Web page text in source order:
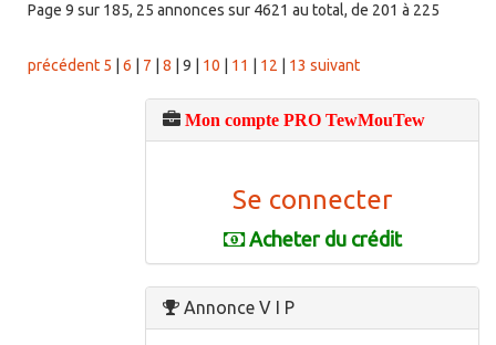
Page 9 sur 185, 25 annonces sur 4621 au total, de 201 à 225
précédent 5 6 7 8 9 10 11 12 13 suivant
Mon compte PRO TewMouTew
Se connecter
Acheter du crédit
Annonce V I P